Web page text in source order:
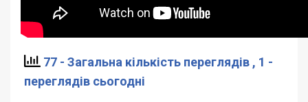
77 - Загальна кількість переглядів , 1 -
переглядів сьогодні